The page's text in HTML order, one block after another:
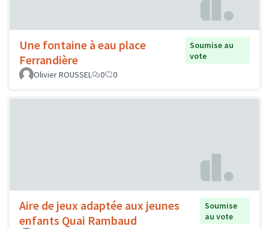
Une fontaine à eau place
Ferrandière
Soumise au
vote
Olivier ROUSSEL
0 0
Aire de jeux adaptée aux jeunes
enfants Quai Rambaud
Soumise
au vote